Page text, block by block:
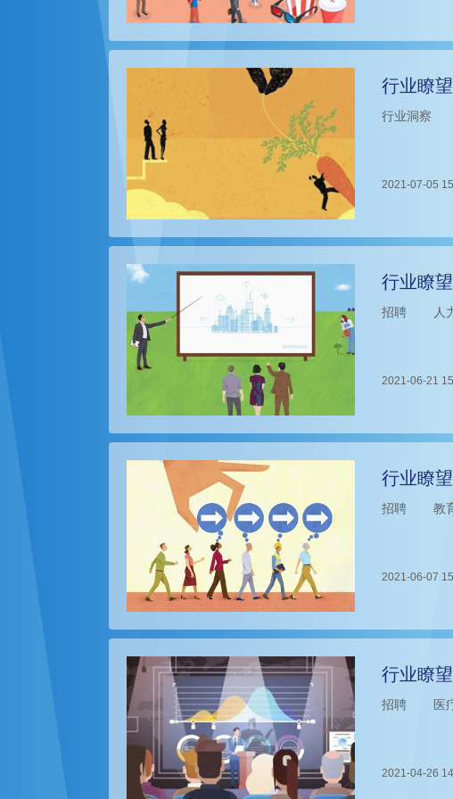
行业瞭
行业洞察
2021-07-05
行业瞭
招聘 人
2021-06-21
行业瞭
招聘 教
2021-06-07
行业瞭
招聘 医
2021-04-26